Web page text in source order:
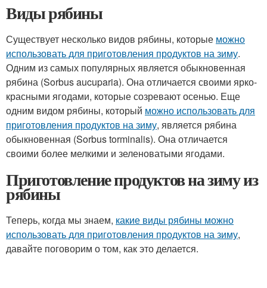
Виды рябины
Существует несколько видов рябины, которые можно
использовать для приготовления продуктов на зиму.
Одним из самых популярных является обыкновенная
рябина (Sorbus aucuparia). Она отличается своими ярко-
красными ягодами, которые созревают осенью. Еще
одним видом рябины, который можно использовать для
приготовления продуктов на зиму, является рябина
обыкновенная (Sorbus torminalis). Она отличается
своими более мелкими и зеленоватыми ягодами.
Приготовление продуктов на зиму из
рябины
Теперь, когда мы знаем, какие виды рябины можно
использовать для приготовления продуктов на зиму,
давайте поговорим о том, как это делается.